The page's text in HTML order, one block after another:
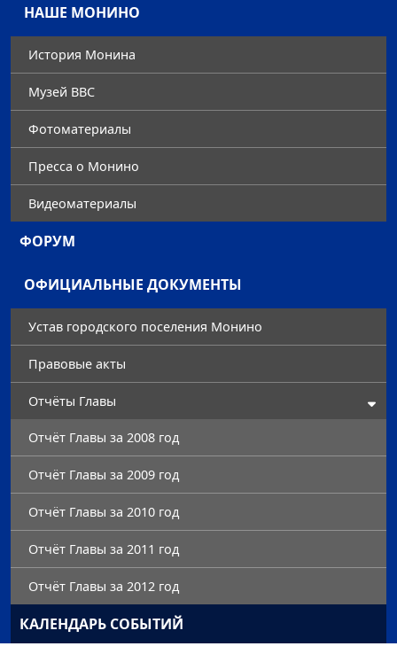
НАШЕ МОНИНО
История Монина
Музей ВВС
Фотоматериалы
Преccа о Монино
Видеоматериалы
ФОРУМ
ОФИЦИАЛЬНЫЕ ДОКУМЕНТЫ
Устав городского поселения Монино
Правовые акты
Отчёты Главы
Отчёт Главы за 2008 год
Отчёт Главы за 2009 год
Отчёт Главы за 2010 год
Отчёт Главы за 2011 год
Отчёт Главы за 2012 год
КАЛЕНДАРЬ СОБЫТИЙ